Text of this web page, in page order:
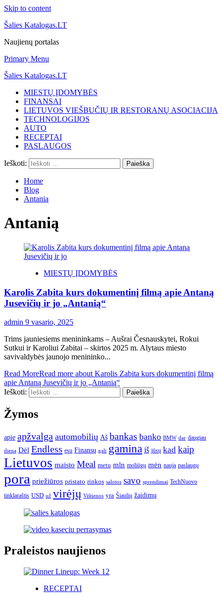
Skip to content
Šalies Katalogas.LT
Naujienų portalas
Primary Menu
Šalies Katalogas.LT
MIESTŲ ĮDOMYBĖS
FINANSAI
LIETUVOS VIEŠBUČIŲ IR RESTORANŲ ASOCIACIJA
TECHNOLOGIJOS
AUTO
RECEPTAI
PASLAUGOS
Ieškoti:
Home
Blog
Antanią
Antanią
MIESTŲ ĮDOMYBĖS
Karolis Zabita kurs dokumentinį filmą apie Antaną
Jusevičių ir jo „Antanią“
admin 9 vasario, 2025
Trims jauniesiems menininkams – Aušrai Česnauskytei, Rokui
Sutkui ir Karoliui Zabitai – skirtos 2025 m. Alytaus miesto
savivaldybės jaunojo menininko...
Read MoreRead more about Karolis Zabita kurs dokumentinį filmą
apie Antaną Jusevičių ir jo „Antanią“
Ieškoti:
Žymos
apie apžvalga automobilių Aš bankas banko BMW dar daugiau
dieną Dėl Endless esu Finansų gali gamina iš jūsų kad kaip
Lietuvos maisto Meal metų mln moliūgų mėn naują paslaugų
pora priežiūros pristato rinkos salotos savo sprendimai TechNuovo
tinklaraštis USD už virėjų Vištienos yra Šiaulių žaidimų
Praleistos naujienos
RECEPTAI